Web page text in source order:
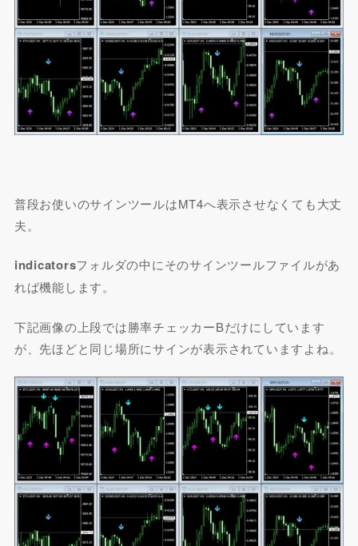
普段お使いのサインツールはMT4へ表示させなくても大丈
夫。
indicatorsフォルダの中にそのサインツールファイルがあ
れば機能します。
下記画像の上段では勝率チェッカーBだけにしています
が、先ほどと同じ場所にサインが表示されていますよね。